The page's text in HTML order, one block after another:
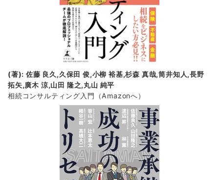
(著): 佐藤 良久,久保田 俊,小柳 裕基,杉森 真哉,筒井知人,長野
拓矢,廣木 涼,山田 隆之,丸山 純平
相続コンサルティング入門 （Amazonへ）